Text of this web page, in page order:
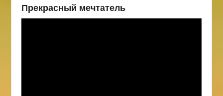
Прекрасный мечтатель